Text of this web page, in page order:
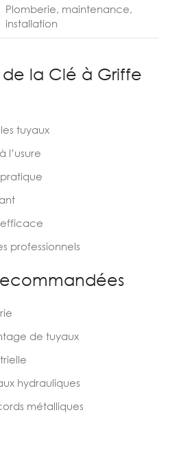
Plomberie, maintenance,
installation
la Clé à Griffe
tuyaux
l’usure
efficace
professionnels
de tuyaux
hydrauliques
métalliques